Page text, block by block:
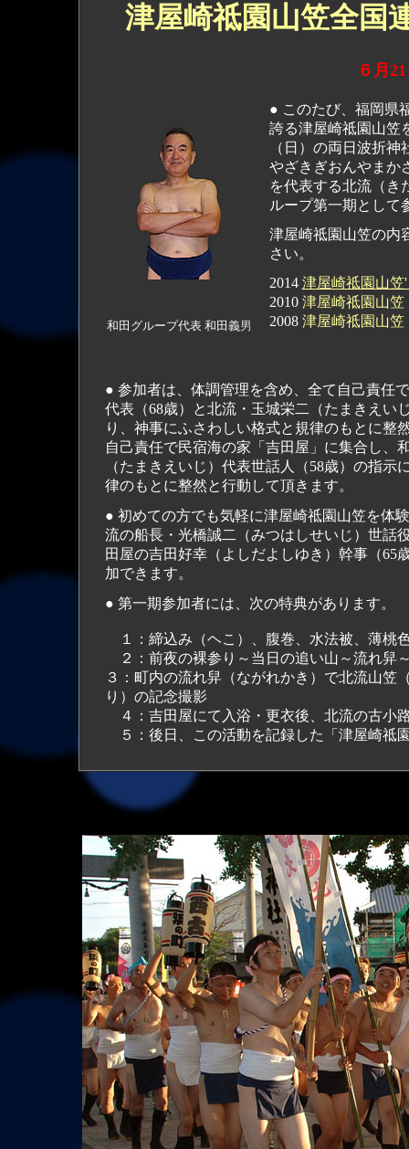
津屋崎祗園山笠全国
６月
● このたび、福岡県
誇る津屋崎祗園山笠
（日）の両日波折
やざきぎおんやまか
を代表する北流（き
ループ第一期として
津屋崎祗園山笠の内
さい。
2014 津屋崎祗園山笠
2010 津屋崎祗園山笠
2008 津屋崎祗園山笠
和田グループ代表 和田義男
● 参加者は、体調管理を含め、全て自己責任
代表（68歳）と北流・玉城栄二（たまきえい
り、神事にふさわしい格式と規律のもとに整
自己責任で民宿海の家「吉田屋」に集合し、
（たまきえいじ）代表世話人（58歳）の指
律のもとに整然と行動して頂きます。
● 初めての方でも気軽に津屋崎祗園山笠を体
流の船長・光橋誠二（みつはしせいじ）世話
田屋の吉田好幸（よしだよしゆき）幹事（65
加できます。
● 第一期参加者には、次の特典があります。
１：締込み（ヘこ）、腹巻、水法被、薄桃
２：前夜の裸参り～当日の追い山～流れ舁
３：町内の流れ舁（ながれかき）で北流山笠
り）の記念撮影
４：吉田屋にて入浴・更衣後、北流の古小
５：後日、この活動を記録した「津屋崎祗